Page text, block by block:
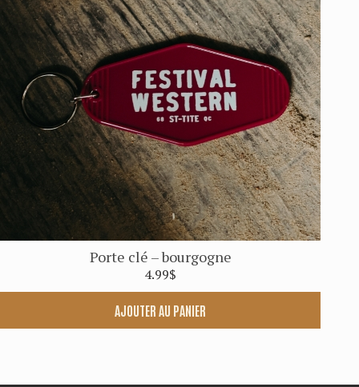
Porte clé – bourgogne
4.99$
AJOUTER AU PANIER